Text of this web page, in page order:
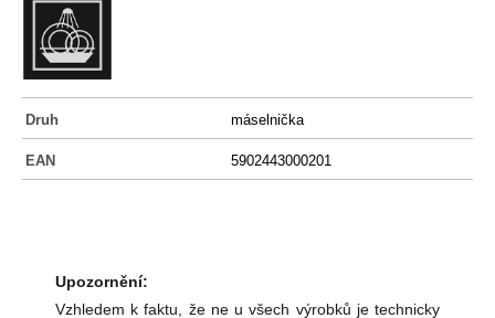
Druh máselnička
EAN 5902443000201
Upozornění:
Vzhledem k faktu, že ne u všech výrobků je technicky